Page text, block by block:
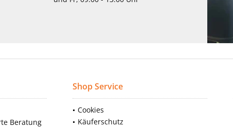
Beratung
Shop Service
Cookies
Käuferschutz